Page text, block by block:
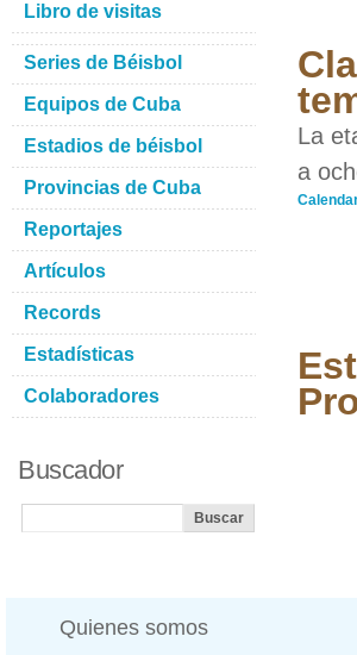
La
a
Libro de visitas
Series de Béisbol
Equipos de Cuba
Estadios de béisbol
Provincias de Cuba
Reportajes
Artículos
Records
Estadísticas
Colaboradores
Buscador
Quienes somos